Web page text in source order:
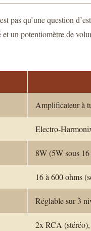
pas qu’une question
un potentiomètre de
Amplificateur à
Electro-
8W (5W sous
16 à 600 ohms
Réglable sur 3
2x RCA